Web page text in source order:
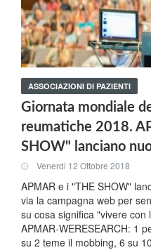
ASSOCIAZIONI DI PAZIENTI
Giornata mondiale
reumatiche 2018.
SHOW" lanciano
Venerdi 12 Ottobre 2018
APMAR e i "THE SHOW"
via la campagna web per
su cosa significa "vivere
APMAR-WERESEARCH: 1
su 2 teme il mobbing, 6 su